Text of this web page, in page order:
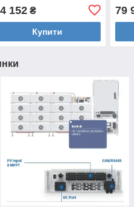
152₴
Купити
79